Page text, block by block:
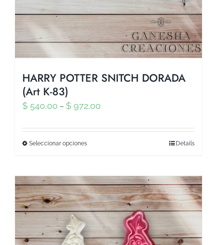
HARRY POTTER SNITCH DORADA
(Art K-83)
$ 540,00 – $ 972,00
Seleccionar opciones Details